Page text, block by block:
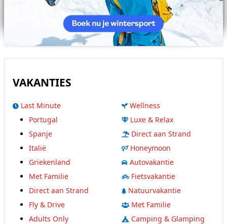
VAKANTIES
Last Minute
Portugal
Spanje
Italië
Griekenland
Met Familie
Direct aan Strand
Fly & Drive
Adults Only
Wellness
Luxe & Relax
Direct aan Strand
Honeymoon
Autovakantie
Fietsvakantie
Natuurvakantie
Met Familie
Camping & Glamping